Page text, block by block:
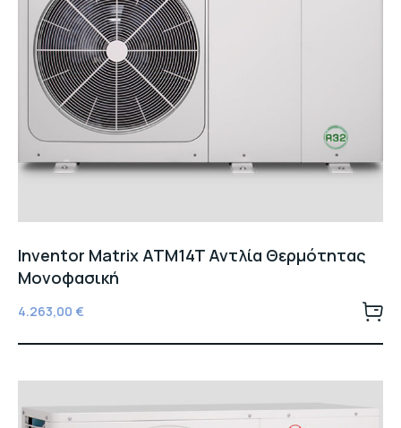
Inventor Matrix ATM14T Αντλία Θερμότητας
Μονοφασική
4.263,00 €